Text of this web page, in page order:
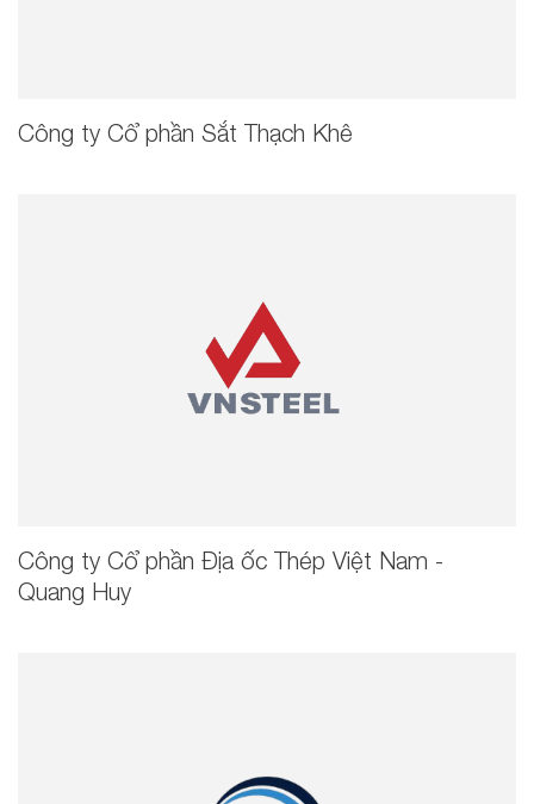
Công ty Cổ phần Sắt Thạch Khê
Công ty Cổ phần Địa ốc Thép Việt Nam -
Quang Huy